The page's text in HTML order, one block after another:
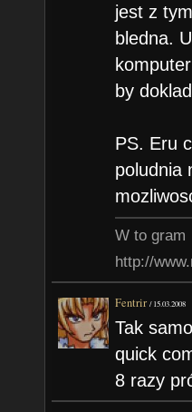
jest z
bledna.
by
PS. Eru
poludnia
W to gram
http://
Fentrir /15.03.2008
Tak
quick
8 razy